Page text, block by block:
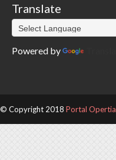
Translate
Powered by
© Copyright 2018 Portal Opertia